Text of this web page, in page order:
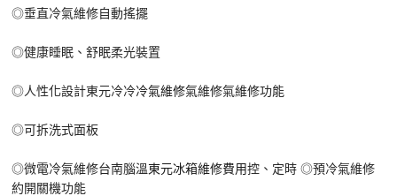
◎垂直冷氣維修自動搖擺
◎健康睡眠、舒眠柔光裝置
◎人性化設計東元冷冷冷氣維修氣維修氣維修功能
◎可拆洗式面板
◎微電冷氣維修台南腦溫東元冰箱維修費用控、定時 ◎預冷氣維修
約開關機功能